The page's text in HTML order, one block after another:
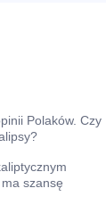
Polaków. Czy
szansę